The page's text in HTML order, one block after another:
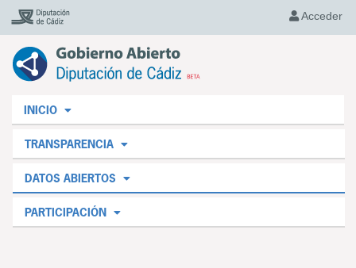
Acceder
INICIO
TRANSPARENCIA
DATOS ABIERTOS
PARTICIPACIÓN